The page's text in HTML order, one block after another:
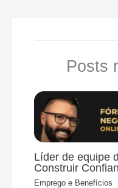
Posts
Líder de equipe
Construir
Emprego e Benefícios